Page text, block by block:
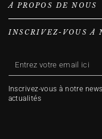
À PROPOS DE NOUS
INSCRIVEZ-VOUS À
Entrez
votre
email
Inscrivez-vous à notre
actualités